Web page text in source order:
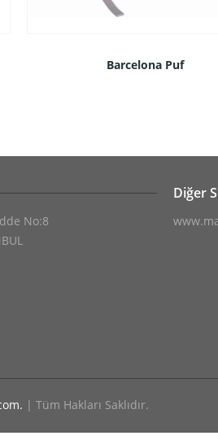
Barcelona Puf
No:8
Diğer
| Tüm Hakları Saklıdır.